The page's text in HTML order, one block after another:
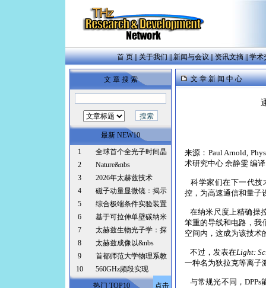
首 页||关于我们||新闻与会议||资讯文摘||学术
文 章 搜 索
最新 NEW10
1
全球首个全光子时间晶
2
Nature&nbs
3
2026年太赫兹技术
4
磁子动量显微镜：揭示
5
综合极端条件实验装置
6
基于可拉伸单壁碳纳米
7
太赫兹生物光子学：探
8
太赫兹成像以&nbs
9
首都师范大学物理系教
10
560GHz频段实现
热门 TOP10
点击
文 章 新 闻 中 心
来源：Paul Arnold,
术研究中心 余静雯 编译
科学家们在下一代技
控，为高速通信和量子
在纳米尺度上精确操
笨重的导线和电路，我
空间内，这成为该技术
不过，发表在Light:
一种名为狄拉克等离子
与常规光不同，DPPs